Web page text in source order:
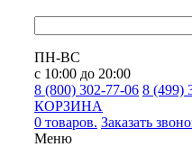
ПН-ВС
с 10:00 до 20:00
8 (800) 302-77-06 8 (499)
КОРЗИНА
0 товаров. Заказать
Меню